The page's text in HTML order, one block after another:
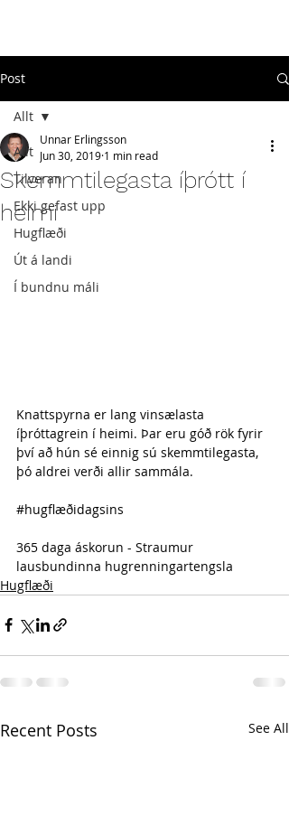
Post
Allt
Tilveran
Ekki gefast upp
Hugflæði
Út á landi
Í bundnu máli
Allt
Skemmtilegasta íþrótt í
heimi
Unnar Erlingsson
Jun 30, 2019 1 min read
Knattspyrna er lang vinsælasta
íþróttagrein í heimi. Þar eru góð rök fyrir
því að hún sé einnig sú skemmtilegasta,
þó aldrei verði allir sammála.
#hugflæðidagsins
365 daga áskorun - Straumur
lausbundinna hugrenningartengsla
Hugflæði
Recent Posts See All